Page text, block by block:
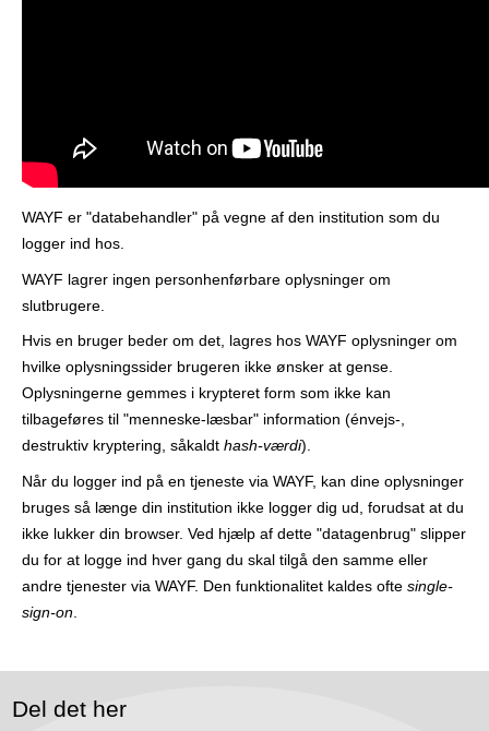
WAYF er "databehandler" på vegne af den institution som du
logger ind hos.
WAYF lagrer ingen personhenførbare oplysninger om
slutbrugere.
Hvis en bruger beder om det, lagres hos WAYF oplysninger om
hvilke oplysningssider brugeren ikke ønsker at gense.
Oplysningerne gemmes i krypteret form som ikke kan
tilbageføres til "menneske-læsbar" information (énvejs-,
destruktiv kryptering, såkaldt hash-værdi).
Når du logger ind på en tjeneste via WAYF, kan dine oplysninger
bruges så længe din institution ikke logger dig ud, forudsat at du
ikke lukker din browser. Ved hjælp af dette "datagenbrug" slipper
du for at logge ind hver gang du skal tilgå den samme eller
andre tjenester via WAYF. Den funktionalitet kaldes ofte single-
sign-on
Del det her